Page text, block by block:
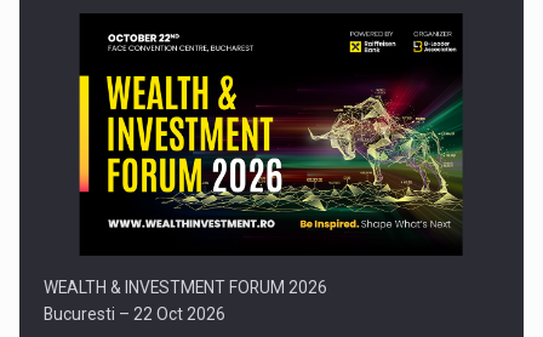
Comunicat de presa: Joburile part-time reincep sa intre pe…
WEALTH & INVESTMENT FORUM 2026
Bucuresti – 22 Oct 2026